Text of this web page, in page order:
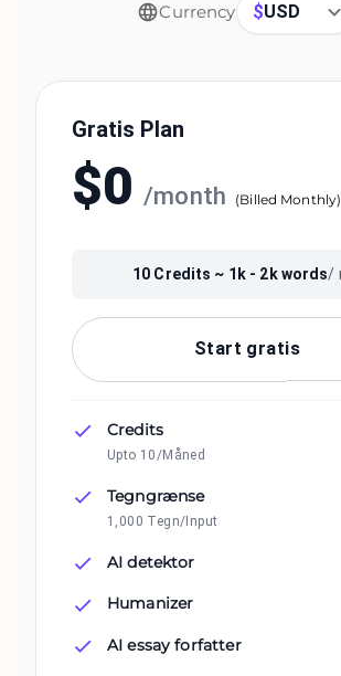
Currency $USD
Gratis Plan
$0 /month (Billed Monthly)
10 Credits ~ 1k - 2kwords/
Start gratis
Credits
Upto 10/Måned
Tegngrænse
1,000 Tegn/Input
AI detektor
Humanizer
AI essay forfatter